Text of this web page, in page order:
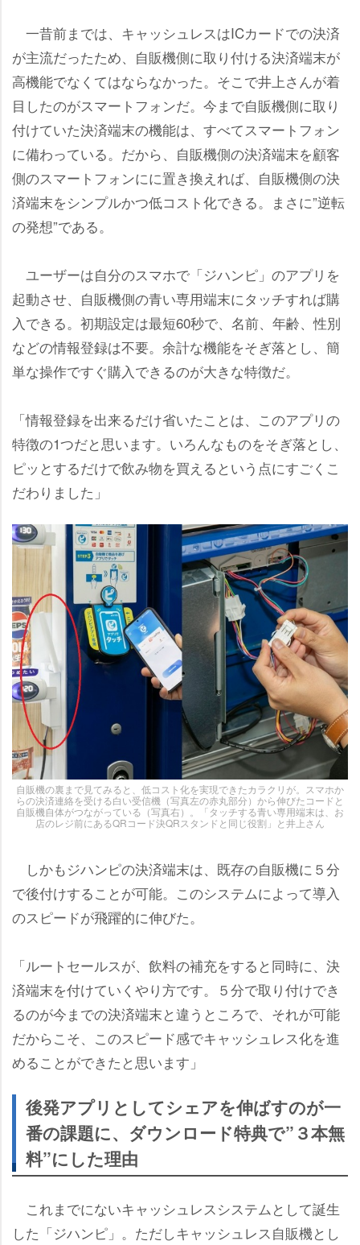
一昔前までは、キャッシュレスはICカードでの決済
が主流だったため、自販機側に取り付ける決済端末が
高機能でなくてはならなかった。そこで井上さんが着
目したのがスマートフォンだ。今まで自販機側に取り
付けていた決済端末の機能は、すべてスマートフォン
に備わっている。だから、自販機側の決済端末を顧客
側のスマートフォンにに置き換えれば、自販機側の決
済端末をシンプルかつ低コスト化できる。まさに”逆転
の発想”である。
ユーザーは自分のスマホで「ジハンピ」のアプリを
起動させ、自販機側の青い専用端末にタッチすれば購
入できる。初期設定は最短60秒で、名前、年齢、性別
などの情報登録は不要。余計な機能をそぎ落とし、簡
単な操作ですぐ購入できるのが大きな特徴だ。
「情報登録を出来るだけ省いたことは、このアプリの
特徴の1つだと思います。いろんなものをそぎ落とし、
ピッとするだけで飲み物を買えるという点にすごくこ
だわりました」
自販機の裏まで見てみると、低コスト化を実現できたカラクリが。スマホか
らの決済連絡を受ける白い受信機（写真左の赤丸部分）から伸びたコードと
自販機自体がつながっている（写真右）。「タッチする青い専用端末は、お
店のレジ前にあるQRコード決QRスタンドと同じ役割」と井上さん
しかもジハンピの決済端末は、既存の自販機に５分
で後付けすることが可能。このシステムによって導入
のスピードが飛躍的に伸びた。
「ルートセールスが、飲料の補充をすると同時に、決
済端末を付けていくやり方です。５分で取り付けでき
るのが今までの決済端末と違うところで、それが可能
だからこそ、このスピード感でキャッシュレス化を進
めることができたと思います」
後発アプリとしてシェアを伸ばすのが一
番の課題に、ダウンロード特典で”３本無
料”にした理由
これまでにないキャッシュレスシステムとして誕生
した「ジハンピ」。ただしキャッシュレス自販機とし